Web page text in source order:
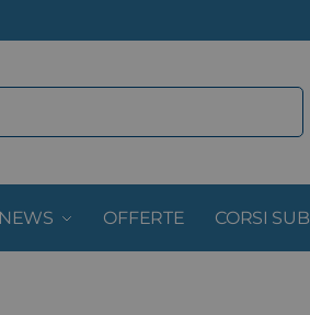
OFFERTE CORSI SUB